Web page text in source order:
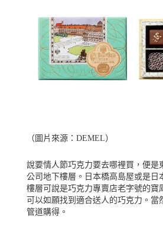
（圖片來源： DEMEL）
說要情人節巧克力要去哪裡買，便是
公司地下樓層。日本橋高島屋或是日
樓層可說是巧克力專賣店老字號的寶
可以如願找到適合送人的巧克力。當
管道購得。